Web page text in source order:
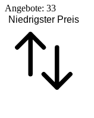
Angebote: 33
Niedrigster Preis